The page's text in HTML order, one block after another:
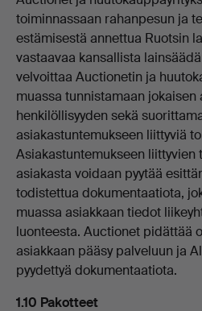
toiminnassaan rahanpesun ja
estämisestä annettua Ruotsin
vastaavaa kansallista
velvoittaa Auctionetin ja
muassa tunnistamaan jokaisen
henkilöllisyyden sekä
asiakastuntemukseen liittyviä
Asiakastuntemukseen liittyvien
asiakasta voidaan pyytää
todistettua dokumentaatiota,
muassa asiakkaan tiedot
luonteesta. Auctionet pidättää
asiakkaan pääsy palveluun ja
pyydettyä dokumentaatiota.
1.10 Pakotteet